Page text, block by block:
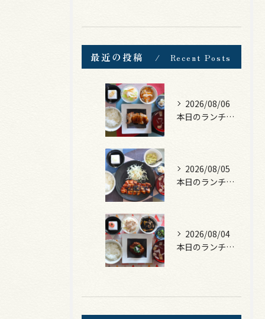
最近の投稿 Recent Posts
2026/08/06
本日のランチは、照焼きチキン！
2026/08/05
本日のランチは、ロース豚カツ梅はさみ！
2026/08/04
本日のランチは、煮込みハンバーグ！